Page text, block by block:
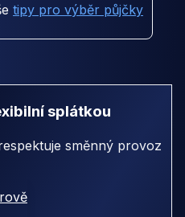
tipy pro výběr půjčky
splátkou
směnný provoz